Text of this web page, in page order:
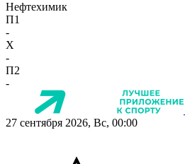
Нефтехимик
П1
-
X
-
П2
-
27 сентября 2026, Вс, 00:00